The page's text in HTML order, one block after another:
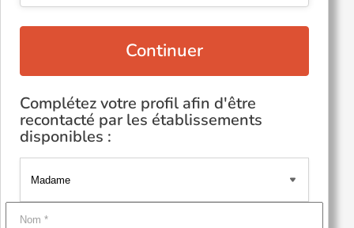
Continuer
Complétez votre profil afin d'être
recontacté par les établissements
disponibles :